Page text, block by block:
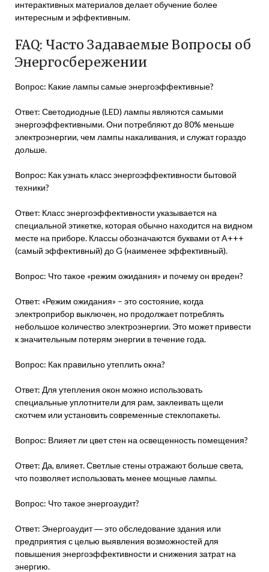
интерактивных материалов делает обучение более
интересным и эффективным.
FAQ: Часто Задаваемые Вопросы об
Энергосбережении
Вопрос: Какие лампы самые энергоэффективные?
Ответ: Светодиодные (LED) лампы являются самыми
энергоэффективными. Они потребляют до 80% меньше
электроэнергии, чем лампы накаливания, и служат гораздо
дольше.
Вопрос: Как узнать класс энергоэффективности бытовой
техники?
Ответ: Класс энергоэффективности указывается на
специальной этикетке, которая обычно находится на видном
месте на приборе. Классы обозначаются буквами от A+++
(самый эффективный) до G (наименее эффективный).
Вопрос: Что такое «режим ожидания» и почему он вреден?
Ответ: «Режим ожидания» – это состояние, когда
электроприбор выключен, но продолжает потреблять
небольшое количество электроэнергии. Это может привести
к значительным потерям энергии в течение года.
Вопрос: Как правильно утеплить окна?
Ответ: Для утепления окон можно использовать
специальные уплотнители для рам, заклеивать щели
скотчем или установить современные стеклопакеты.
Вопрос: Влияет ли цвет стен на освещенность помещения?
Ответ: Да, влияет. Светлые стены отражают больше света,
что позволяет использовать менее мощные лампы.
Вопрос: Что такое энергоаудит?
Ответ: Энергоаудит ― это обследование здания или
предприятия с целью выявления возможностей для
повышения энергоэффективности и снижения затрат на
энергию.